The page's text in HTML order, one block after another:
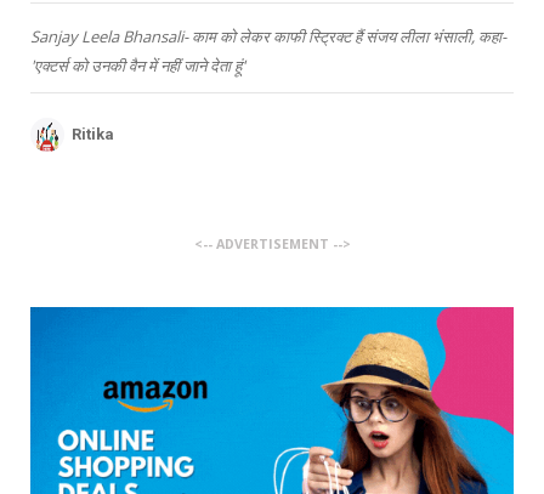
Sanjay Leela Bhansali- काम को लेकर काफी स्ट्रिक्ट हैं संजय लीला भंसाली, कहा-
'एक्टर्स को उनकी वैन में नहीं जाने देता हूं'
Ritika
<-- ADVERTISEMENT -->